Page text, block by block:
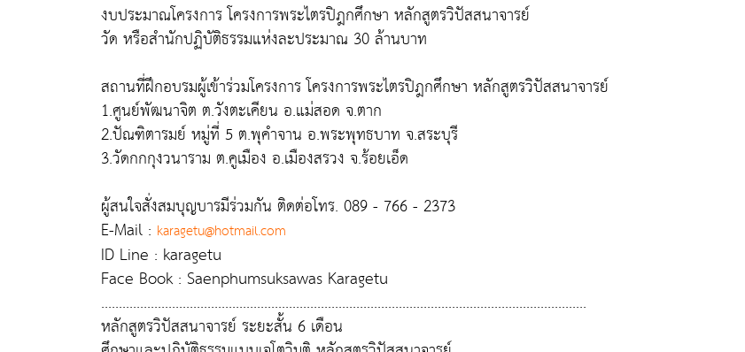
งบประมาณโครงการ โครงการพระไตรปิฎกศึกษา หลักสูตรวิปัสสนาจารย์
วัด หรือสำนักปฏิบัติธรรมแห่งละประมาณ 30 ล้านบาท
สถานที่ฝึกอบรมผู้เข้าร่วมโครงการ โครงการพระไตรปิฎกศึกษา หลักสูตรวิปัสสนาจารย์
1.ศูนย์พัฒนาจิต ต.วังตะเคียน อ.แม่สอด จ.ตาก
2.ปัณฑิตารมย์ หมู่ที่ 5 ต.พุคำจาน อ.พระพุทธบาท จ.สระบุรี
3.วัดกกกุงวนาราม ต.คูเมือง อ.เมืองสรวง จ.ร้อยเอ็ด
ผู้สนใจสั่งสมบุญบารมีร่วมกัน ติดต่อโทร. 089 - 766 - 2373
E-Mail : karagetu@hotmail.com
ID Line : karagetu
Face Book : Saenphumsuksawas Karagetu
.........................................................................................................................................
หลักสูตรวิปัสสนาจารย์ ระยะสั้น 6 เดือน